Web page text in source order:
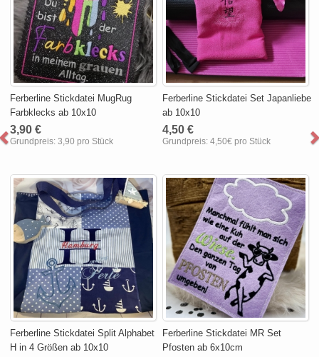
Ferberline Stickdatei MugRug
Farbklecks ab 10x10
3,90 €
Grundpreis:3,90 pro Stück
Ferberline Stickdatei Set Japanliebe
ab 10x10
4,50 €
Grundpreis:4,50€ pro Stück
Ferberline Stickdatei Split Alphabet
H in 4 Größen ab 10x10
Ferberline Stickdatei MR Set
Pfosten ab 6x10cm